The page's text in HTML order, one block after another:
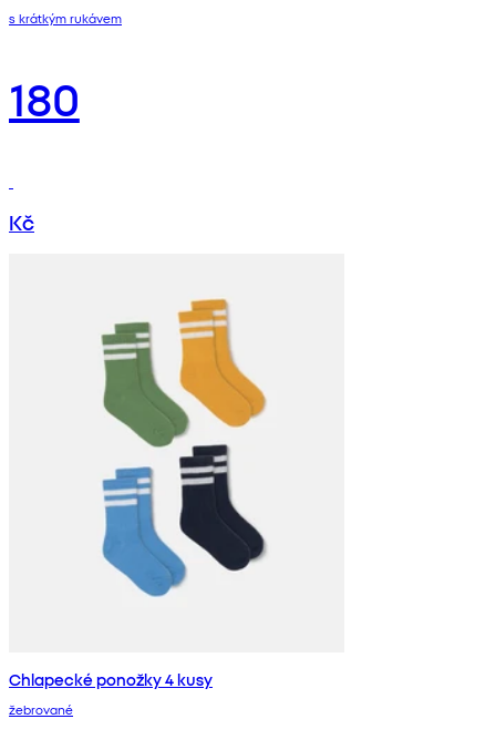
s krátkým rukávem
180
Kč
Chlapecké ponožky 4 kusy
žebrované